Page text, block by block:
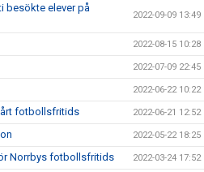
besökte elever på
2022-09-09 13:49
2022-08-15 10:28
2022-07-09 22:45
2022-06-22 10:22
fotbollsfritids 2022-06-21 12:52
2022-05-22 18:25
Norrbys fotbollsfritids 2022-03-24 17:52